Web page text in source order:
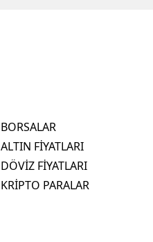
BORSALAR
ALTIN FİYATLARI
DÖVİZ FİYATLARI
KRİPTO PARALAR